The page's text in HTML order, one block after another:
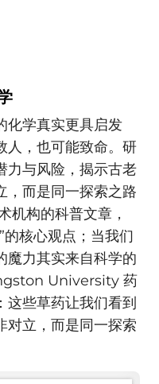
化学真实更具启发
人，也可能致命。研
力与风险，揭示古老
，而是同一探索之路
机构的科普文章，
的核心观点；当我们
魔力其实来自科学的
University 药
些草药让我们看到
对立，而是同一探索